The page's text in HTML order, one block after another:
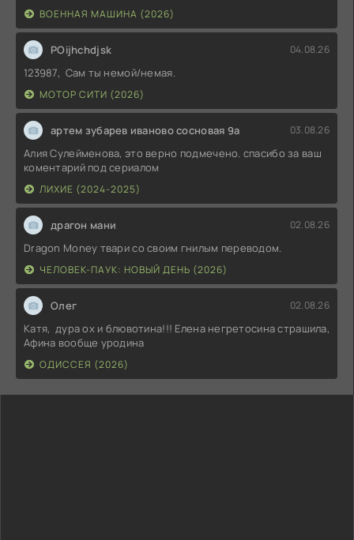
ВОЕННАЯ МАШИНА (2026)
POijhchdjsk 04.08.26
123987, Сам ты немой/немая.
МОТОР СИТИ (2026)
артем зубарев иваново сосновая 9а 03.08.26
Алия Сулейменова, это верно подмечено. спасибо за ваш
коментарий под сериалом
ЛИХИЕ (2024-2025)
драгон мани 02.08.26
Dragon Money твари со своим гнилым переводом.
ЧЕЛОВЕК-ПАУК: НОВЫЙ ДЕНЬ (2026)
Олег 02.08.26
Катя, дура ох и блювотина!!! Елена негретосина страшила,
Афина вообще уродина
ОДИССЕЯ (2026)